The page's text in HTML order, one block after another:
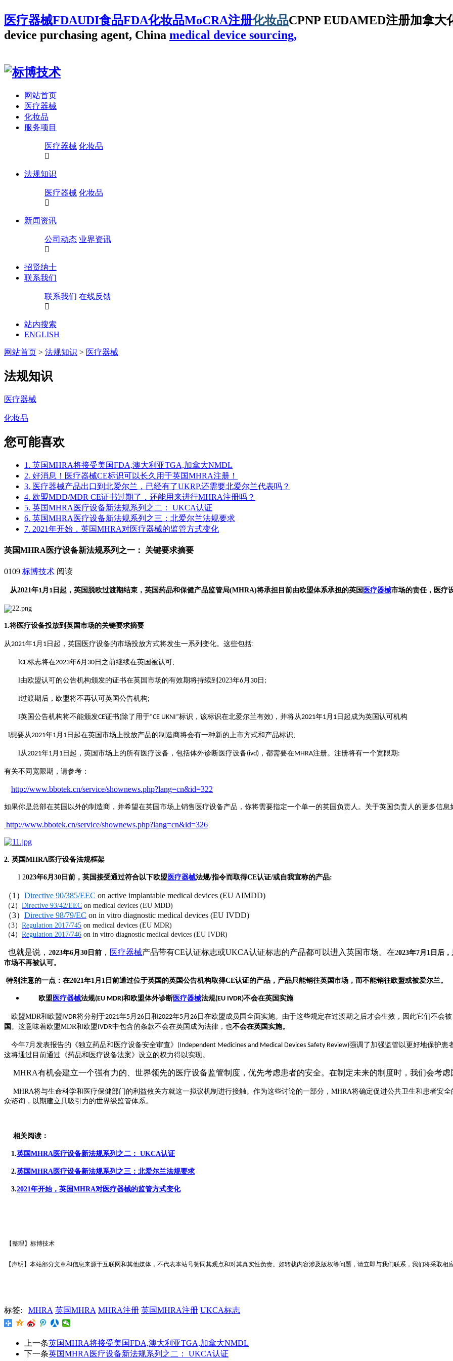
医疗器械FDAUDI食品FDA化妆品MoCRA注册化妆品CPNP EUDAMED注册加拿大
device purchasing agent, China medical device sourcing,
网站首页
医疗器械
化妆品
服务项目
医疗器械 化妆品
法规知识
医疗器械 化妆品
新闻资讯
公司动态 业界资讯
招贤纳士
联系我们
联系我们 在线反馈
站内搜索
ENGLISH
网站首页 > 法规知识 > 医疗器械
法规知识
医疗器械
化妆品
您可能喜欢
1. 英国MHRA将接受美国FDA,澳大利亚TGA,加拿大NMDL
2. 好消息！医疗器械CE标识可以长久用于英国MHRA注册！
3. 医疗器械产品出口到北爱尔兰，已经有了UKRP,还需要北爱尔兰代表吗？
4. 欧盟MDD/MDR CE证书过期了，还能用来进行MHRA注册吗？
5. 英国MHRA医疗设备新法规系列之二： UKCA认证
6. 英国MHRA医疗设备新法规系列之三：北爱尔兰法规要求
7. 2021年开始，英国MHRA对医疗器械的监管方式变化
英国MHRA医疗设备新法规系列之一： 关键要求摘要
0109 标博技术 阅读
从2021年1月 1 日起，英国脱欧过渡期结束，英国药品和保健产品监管局(MHRA)将承担目前由欧盟体系承担的英国 医疗器械市场的责任，医疗
1.将医疗设备投放到英国市场的关键要求摘要
从2021年1月 1 日起，英国医疗设备的市场投放方式将发生一系列变化。这些包括:
lCE标志将在2023年6月 30 日之前继续在英国被认可;
l由欧盟认可的公告机构颁发的证书在英国市场的有效期将持续到 2023年6月 30 日 ;
l过渡期后，欧盟将不再认可英国公告机构;
l英国公告机构将不能颁发CE证书(除了用于“CE UKNI”标识，该标识在北爱尔兰有效) ，并将从2021年1月 1 日起成为英国认可机构
l想要从2021年1月 1 日起在英国市场上投放产品的制造商将会有一种新的上市方式和产品标识;
l从2021年1月 1 日起，英国市场上的所有医疗设备，包括体外诊断医疗设备(ivd) ，都需要在MHRA注册。注册将有一个宽限期 :
有关不同 宽限期 ，请参考：
http://www.bbotek.cn/service/shownews.php?lang=cn&id=322
如果你是总部在英国以外的制造商，并希望在英国市场上销售医疗设备产品 ，你将需要指定一个单一的英国负责人。关于英国负责人的更多信息
http://www.bbotek.cn/service/shownews.php?lang=cn&id=326
2. 英国MHRA医疗设备法规框架
l 2023年6月30 日 前，英国接受通过符合以下欧盟 医疗器械法规/指令而取得CE认证/或自我宣称的产品:
（1） Directive 90/385/EEC on active implantable medical devices (EU AIMDD)
（2） Directive 93/42/EEC on medical devices (EU MDD)
（3） Directive 98/79/EC on in vitro diagnostic medical devices (EU IVDD)
（3） Regulation 2017/745 on medical devices (EU MDR)
（4） Regulation 2017/746 on in vitro diagnostic medical devices (EU IVDR)
也就是说， 2023年6月30 日 前 ， 医疗器械产品带有CE认证标志或UKCA认证标志的产品都可以进入英国市场。在2023年7月1 日后
市场不再被认可。
特别注意的一点：在2021年1月1日前通过位于英国的英国公告机构取得CE认证的产品，产品只能销往英国市场，而不能销往欧盟或被爱尔兰。
欧盟 医疗器械法规(EU MDR)和欧盟体外诊断医疗器械法规(EU IVDR)不会在英国实施
欧盟MDR和欧盟IVDR将分别于2021年5月 26 日和2022年5月 26 日在欧盟成员国全面实施。由于这些规定在过渡期之后才会生效，因此它们不会
国 。这意味着欧盟MDR和欧盟IVDR中包含的条款不会在英国成为法律，也不会在英国实施。
今年7月发表报告的《独立药品和医疗设备安全审查》 (Independent Medicines and Medical Devices Safety Review)强调了加强监管以更好地保护患
这将通过目前通过《药品和医疗设备法案》设立的权力得以实现。
MHRA有机会建立一个强有力的、世界领先的医疗设备监管制度，优先考虑患者的安全。在制定未来的制度时，我们会考
MHRA将与生命科学和医疗保健部门的利益攸关方就这一拟议机制进行接触。作为这些讨论的一部分， MHRA将确定促进公共卫生和患者安
众谘询，以期建立具吸引力的世界级监管体系。
相关阅读：
1.英国MHRA医疗设备新法规系列之二： UKCA认证
2.英国MHRA医疗设备新法规系列之三：北爱尔兰法规要求
3.2021年开始，英国MHRA对医疗器械的监管方式变化
【整理 】标博技术
【声明】本站部分文章和信息来源于互联网和其他媒体，不代表本站号赞同其观点和对其真实性负责。如转载内容涉及版权等问题，请立即与我们联系，我们将采取相
标签: MHRA 英国MHRA MHRA注册 英国MHRA注册 UKCA标志
上一条英国MHRA将接受美国FDA,澳大利亚TGA,加拿大NMDL
下一条英国MHRA医疗设备新法规系列之二： UKCA认证